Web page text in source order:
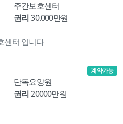
주간보호센터
권리 30.000만원
센터 입니다
단독요양원
권리 20000만원
계약가능